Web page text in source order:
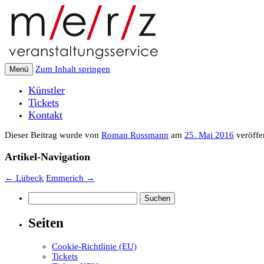
Menü Zum Inhalt springen
Künstler
Tickets
Kontakt
Dieser Beitrag wurde von Roman Rossmann am 25. Mai 2016
Artikel-Navigation
← Lübeck Emmerich →
nach:
Seiten
Cookie-Richtlinie (EU)
Tickets